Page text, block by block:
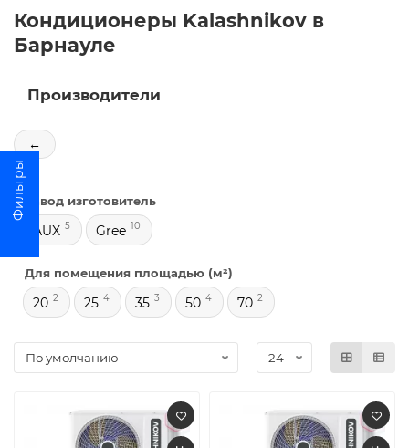
Кондиционеры Kalashnikov в
Барнауле
Производители
←
Завод изготовитель
AUX 5 Gree 10
Для помещения площадью (м²)
20 2 25 4 35 3 50 4 70 2